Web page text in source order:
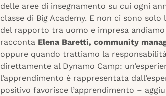
delle aree di insegnamento su cui ogni
classe di Big Academy. E non ci sono
del rapporto tra uomo e impresa
racconta Elena Baretti, community
oppure quando trattiamo la
direttamente al Dynamo Camp:
l’apprendimento è rappresentata
positivo favorisce l’apprendimento –